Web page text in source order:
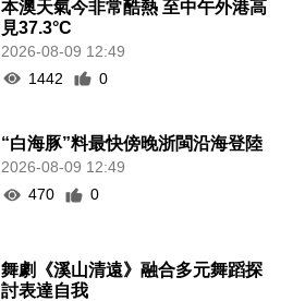
本澳天氣今非常酷熱 至中午外港高
見37.3°C
2026-08-09 12:49
1442
0
“白海豚”料最快傍晚浙閩沿海登陸
2026-08-09 12:49
470
0
舞劇《溪山清遠》融合多元舞蹈探
討表達自我